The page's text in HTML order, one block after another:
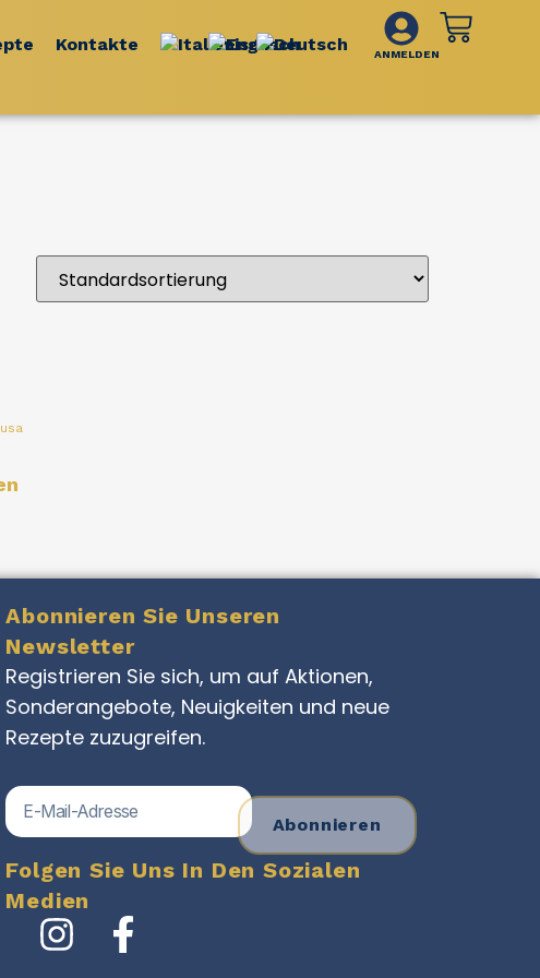
Kontakte ANMELDEN
Abonnieren Sie Unseren
Newsletter
Registrieren Sie sich, um auf Aktionen,
Sonderangebote, Neuigkeiten und neue
Rezepte zuzugreifen.
Abonnieren
Folgen Sie Uns In Den Sozialen
Medien